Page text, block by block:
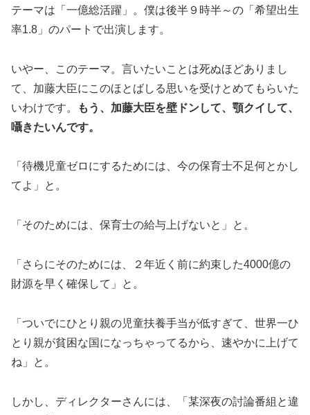
テーマは「一億総活躍」。僕は後半９時半～の「希望出生
率1.8」のパートで出演します。
いやー、このテーマ。言いたいことは死ぬほどありまし
て、加藤大臣にこのほとばしる思いを受けとめてもらいた
いわけです。
もう、加藤大臣を壁ドンして、顎クイして、
囁きたいんです。
「待機児童ゼロにするためには、今の保育士不足何とかし
てよ」と。
「そのためには、保育士の給与上げないと」と。
「さらにそのためには、２年近く前に約束した4000億の
財源を早く確保して」と。
「ついでにひとり親の児童扶養手当が低すぎて、世界一ひ
とり親が貧困な国になっちゃってるから、速やかに上げて
ね」と。
しかし、ディレクターさんには、「某深夜の討論番組と違